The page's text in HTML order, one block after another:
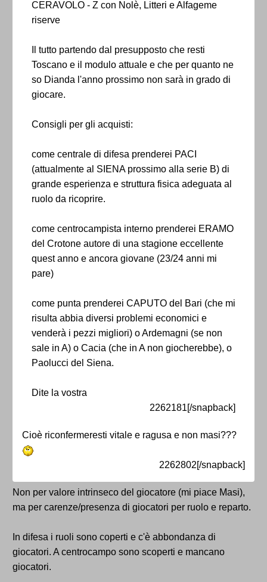
CERAVOLO - Z con Nolè, Litteri e Alfageme
riserve
Il tutto partendo dal presupposto che resti
Toscano e il modulo attuale e che per quanto ne
so Dianda l'anno prossimo non sarà in grado di
giocare.
Consigli per gli acquisti:
come centrale di difesa prenderei PACI
(attualmente al SIENA prossimo alla serie B) di
grande esperienza e struttura fisica adeguata al
ruolo da ricoprire.
come centrocampista interno prenderei ERAMO
del Crotone autore di una stagione eccellente
quest anno e ancora giovane (23/24 anni mi
pare)
come punta prenderei CAPUTO del Bari (che mi
risulta abbia diversi problemi economici e
venderà i pezzi migliori) o Ardemagni (se non
sale in A) o Cacia (che in A non giocherebbe), o
Paolucci del Siena.
Dite la vostra
2262181[/snapback]
Cioè riconfermeresti vitale e ragusa e non masi???
2262802[/snapback]
Non per valore intrinseco del giocatore (mi piace Masi),
ma per carenze/presenza di giocatori per ruolo e reparto.
In difesa i ruoli sono coperti e c'è abbondanza di
giocatori. A centrocampo sono scoperti e mancano
giocatori.